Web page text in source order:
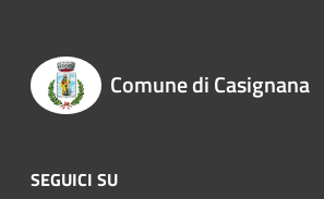
Comune di Casignana
SEGUICI SU